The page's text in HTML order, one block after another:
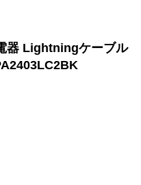
器 Lightningケーブル